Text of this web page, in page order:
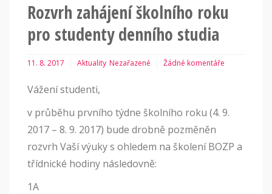
Rozvrh zahájení školního roku
pro studenty denního studia
11. 8. 2017 Aktuality Nezařazené Žádné komentáře
Vážení studenti,
v průběhu prvního týdne školního roku (4. 9.
2017 – 8. 9. 2017) bude drobně pozměněn
rozvrh Vaší výuky s ohledem na školení BOZP a
třídnické hodiny následovně:
1A